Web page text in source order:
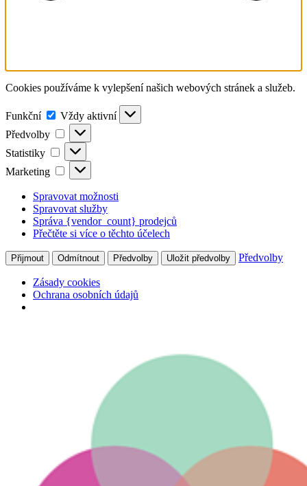
Cookies používáme k vylepšení našich webových stránek a služeb.
Funkční Funkční
Vždy aktivní
Předvolby
Předvolby
Statistiky Statistiky
Marketing Marketing
Spravovat možnosti
Spravovat služby
Správa {vendor_count} prodejců
Přečtěte si více o těchto účelech
Přijmout Odmítnout Předvolby Uložit předvolby Předvolby
Zásady cookies
Ochrana osobních údajů